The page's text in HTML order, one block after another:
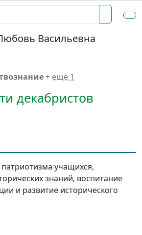
Васильевна
+ ещё 1
декабристов
учащихся,
знаний, воспитание
и развитие исторического